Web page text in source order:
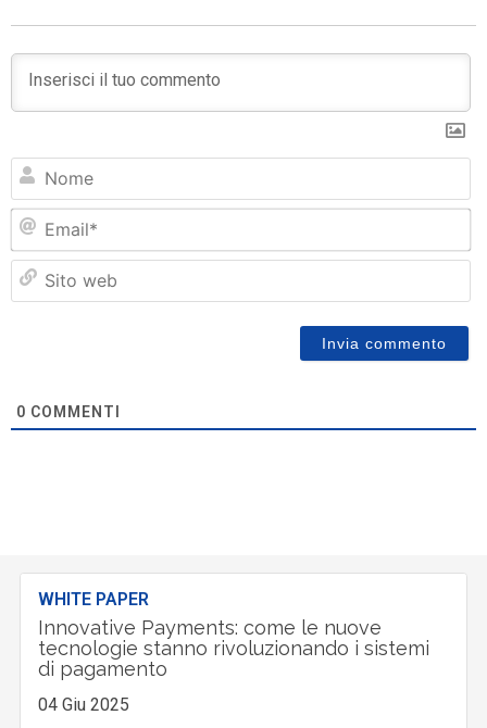
0 COMMENTI
WHITE PAPER
Innovative Payments: come le nuove
tecnologie stanno rivoluzionando i sistemi
di pagamento
04 Giu 2025